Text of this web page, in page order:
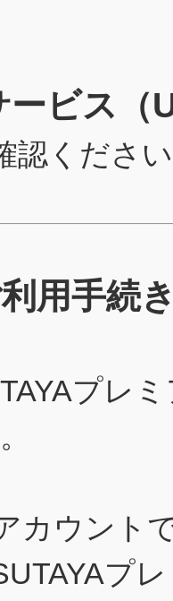
ービス（
認くださ
用手続
プレ
カウント
プ